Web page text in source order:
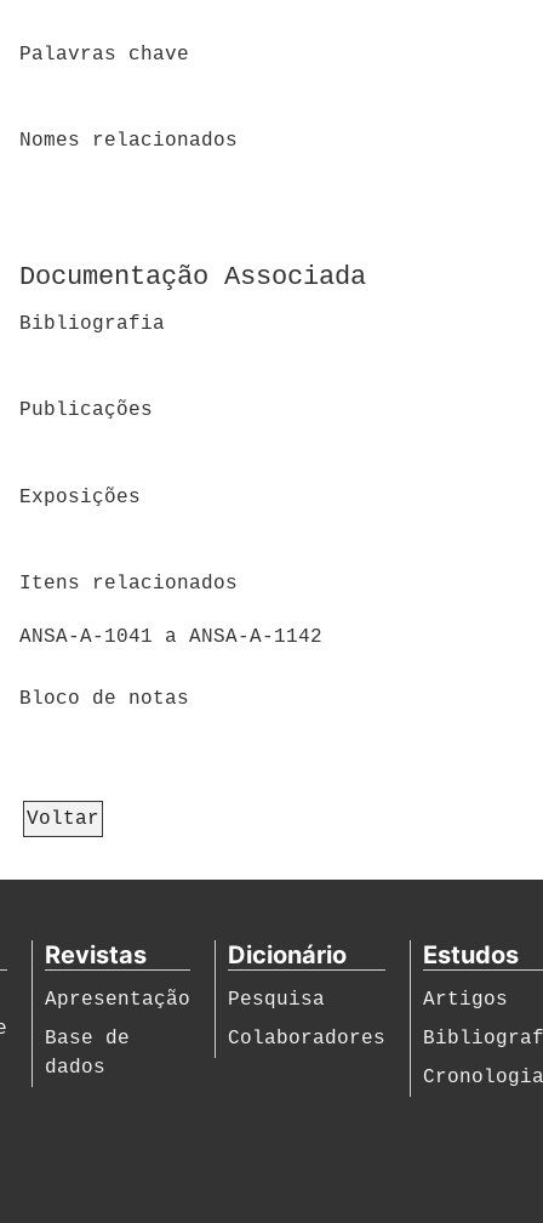
Palavras chave
Nomes relacionados
Documentação Associada
Bibliografia
Publicações
Exposições
Itens relacionados
ANSA-A-1041 a ANSA-A-1142
Bloco de notas
Voltar
Revistas
Apresentação
Base de
dados
Dicionário
Pesquisa
Colaboradores
Estudos
Artigos